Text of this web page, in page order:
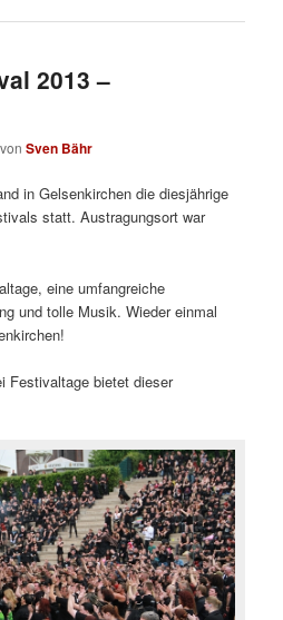
2013 –
vonSven Bähr
in Gelsenkirchen die diesjährige
statt. Austragungsort war
eine umfangreiche
und tolle Musik. Wieder einmal
Festivaltage bietet dieser